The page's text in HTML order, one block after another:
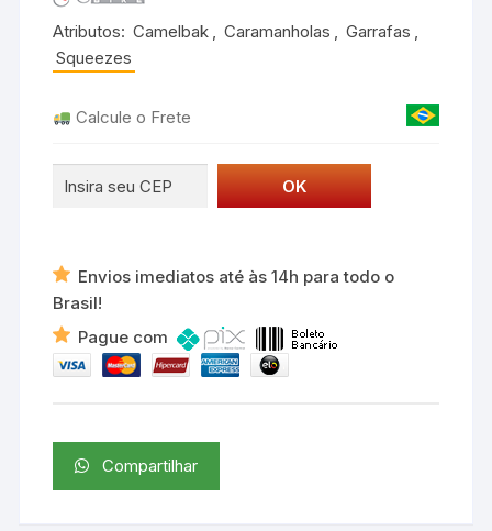
Atributos: Camelbak , Caramanholas , Garrafas ,
Squeezes
Calcule o Frete
Envios imediatos até às 14h para todo o
Brasil!
Pague com
Compartilhar